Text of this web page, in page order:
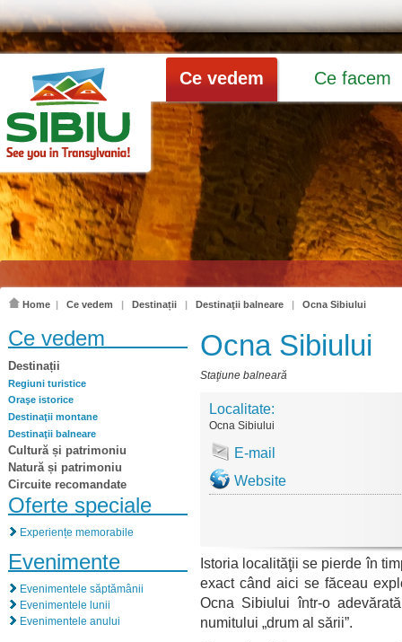
Ce vedem Ce facem
Home | Ce vedem | Destinații | Destinaţii balneare | Ocna Sibiului
Ce vedem
Destinații
Regiuni turistice
Oraşe istorice
Destinaţii montane
Destinaţii balneare
Cultură și patrimoniu
Natură și patrimoniu
Circuite recomandate
Oferte speciale
Experiențe memorabile
Evenimente
Evenimentele săptămânii
Evenimentele lunii
Evenimentele anului
Ocna Sibiului
Staţiune balneară
Localitate:
Ocna Sibiului
E-mail
Website
Istoria localităţii se pierde în
exact când aici se făceau
Ocna Sibiului într-o
numitului „drum al sării”.